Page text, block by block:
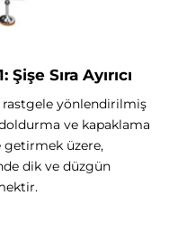
Sıra Ayırıcı
rastgele yönlendirilmiş
doldurma ve kapaklama
getirmek üzere,
dik ve düzgün